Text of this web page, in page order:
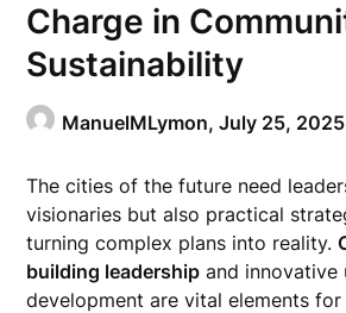
Charge in
Sustainability
ManuelMLymon,July 25, 2025
The cities of the future need
visionaries but also practical
turning complex plans into reality.
building leadership and innovative
development are vital elements for